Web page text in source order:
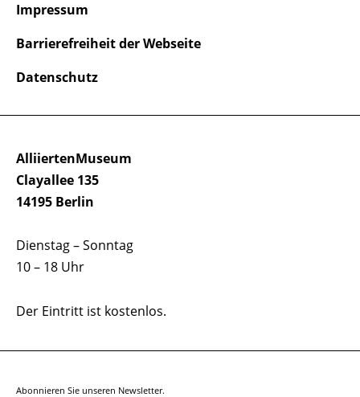
AlliiertenMuseum
Clayallee 135
14195 Berlin
Dienstag – Sonntag
10 – 18 Uhr
Der Eintritt ist kostenlos.
Impressum
Barrierefreiheit der Webseite
Datenschutz
Abonnieren Sie unseren Newsletter.